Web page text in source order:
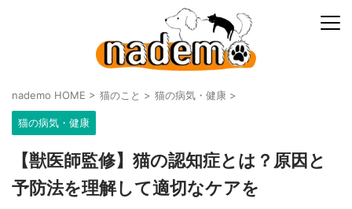
nademo HOME > 猫のこと > 猫の病気・健康 >
猫の病気・健康
【獣医師監修】猫の認知症とは？原因と
予防法を理解して適切なケアを